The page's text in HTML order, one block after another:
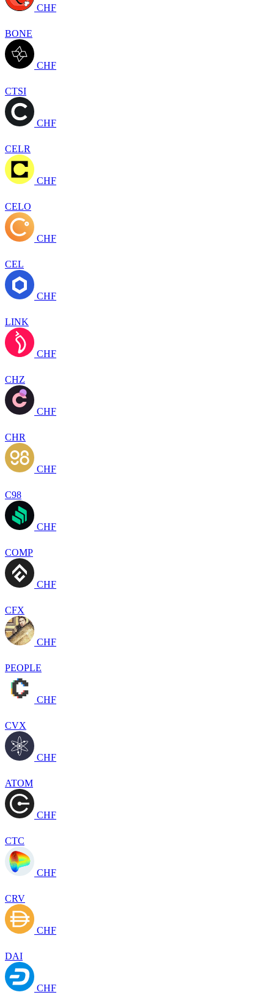
CHF
BONE
CHF
CTSI
CHF
CELR
CHF
CELO
CHF
CEL
CHF
LINK
CHF
CHZ
CHF
CHR
CHF
C98
CHF
COMP
CHF
CFX
CHF
PEOPLE
CHF
CVX
CHF
ATOM
CHF
CTC
CHF
CRV
CHF
DAI
CHF